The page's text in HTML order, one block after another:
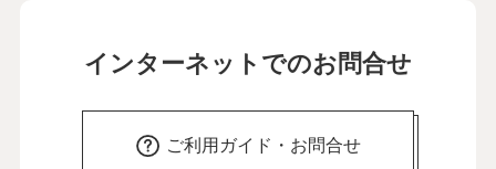
インターネットでのお問合せ
ご利用ガイド・お問合せ